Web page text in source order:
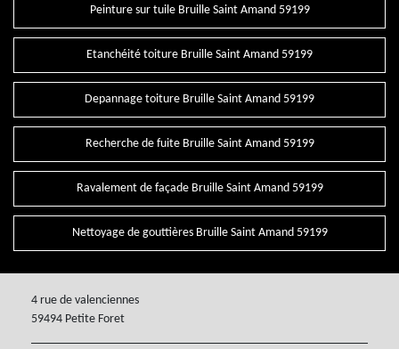
Peinture sur tuile Bruille Saint Amand 59199
Etanchéité toiture Bruille Saint Amand 59199
Depannage toiture Bruille Saint Amand 59199
Recherche de fuite Bruille Saint Amand 59199
Ravalement de façade Bruille Saint Amand 59199
Nettoyage de gouttières Bruille Saint Amand 59199
4 rue de valenciennes
59494 Petite Foret